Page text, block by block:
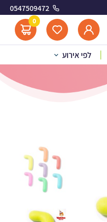
0547509472
0
לפי אירוע